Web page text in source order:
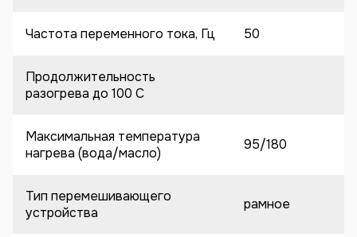
Частота переменного тока, Гц 50
Продолжительность
разогрева до 100 C
Максимальная температура
нагрева (вода/масло)
95/180
Тип перемешивающего
устройства
рамное